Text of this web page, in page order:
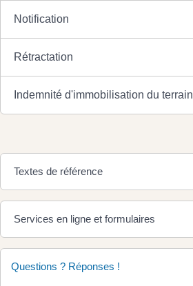
Notification
Rétractation
Indemnité d'immobilisation du terrain
Textes de référence
Services en ligne et formulaires
Questions ? Réponses !